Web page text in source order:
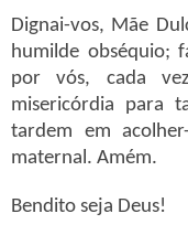
Dignai-vos, Mãe
humilde obséquio;
por vós, cada
misericórdia para
tardem em
maternal. Amém.
Bendito seja Deus!